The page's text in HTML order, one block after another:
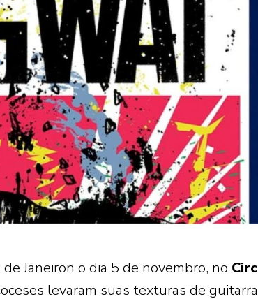
Janeiron o dia 5 de novembro, no
levaram suas texturas de